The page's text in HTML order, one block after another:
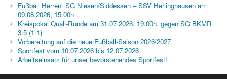
Fußball Herren: SG Niesen/Siddessen – SSV Herlinghausen am
09.08.2026, 15.00h
Kreispokal Quali-Runde am 31.07.2026, 19.00h, gegen SG BKMR
3:5 (1:1)
Vorbereitung auf die neue Fußball-Saison 2026/2027
Sportfest vom 10.07.2026 bis 12.07.2026
Arbeitseinsatz für unser bevorstehendes Sportfest!